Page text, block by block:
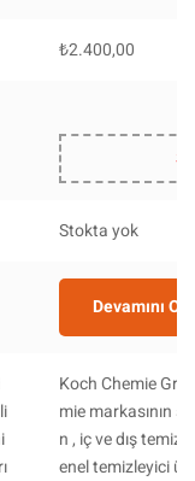
₺2.400,00
Stokta yok
Devamını
Koch Chemie
mie markasının
n , iç ve dış
enel temizleyici